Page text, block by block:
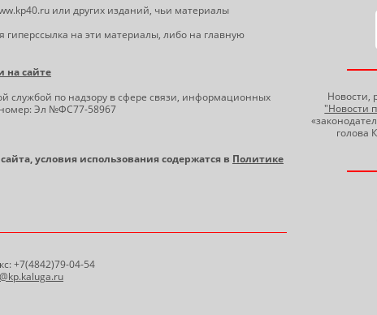
или других изданий, чьи материалы
гиперссылка на эти материалы, либо на главную
на сайте
службой по надзору в сфере связи, информационных
номер: Эл №ФС77-58967
условия использования содержатся в Политике
+7(4842)79-04-54
Новости,
"Новости
голова